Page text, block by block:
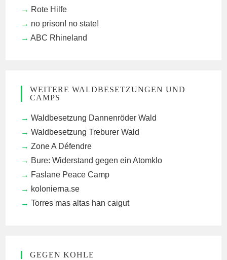
Rote Hilfe
no prison! no state!
ABC Rhineland
WEITERE WALDBESETZUNGEN UND
CAMPS
Waldbesetzung Dannenröder Wald
Waldbesetzung Treburer Wald
Zone A Défendre
Bure: Widerstand gegen ein Atomklo
Faslane Peace Camp
kolonierna.se
Torres mas altas han caigut
GEGEN KOHLE